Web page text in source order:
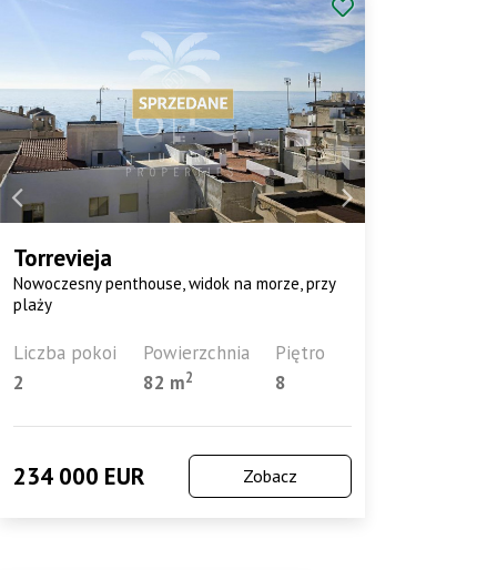
Torrevieja
Nowoczesny penthouse, widok na morze, przy
plaży
Liczba pokoi
2
Powierzchnia
82 m2
Piętro
8
234 000 EUR Zobacz